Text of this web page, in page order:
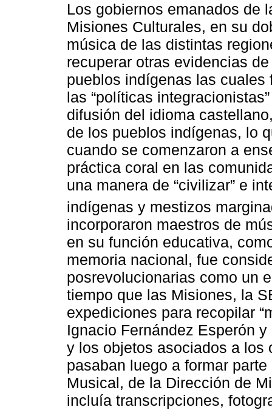
Los gobiernos emanados de
Misiones Culturales, en su
música de las distintas
recuperar otras evidencias
pueblos indígenas las cuales
las “políticas
difusión del idioma
de los pueblos indígenas, lo
cuando se comenzaron a
práctica coral en las
una manera de “civilizar” e
indígenas y mestizos
incorporaron maestros de
en su función educativa,
memoria nacional, fue
posrevolucionarias como un
tiempo que las Misiones, la
expediciones para recopilar
Ignacio Fernández Esperón
y los objetos asociados a los
pasaban luego a formar
Musical, de la Dirección de
incluía transcripciones,